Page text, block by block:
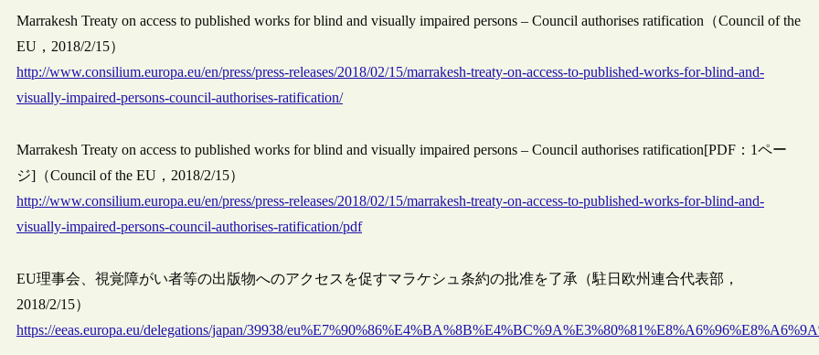
Marrakesh Treaty on access to published works for blind and visually impaired persons – Council authorises ratification（Council of the
EU，2018/2/15）
http://www.consilium.europa.eu/en/press/press-releases/2018/02/15/marrakesh-treaty-on-access-to-published-works-for-blind-and-
visually-impaired-persons-council-authorises-ratification/
Marrakesh Treaty on access to published works for blind and visually impaired persons – Council authorises ratification[PDF：1ペー
ジ]（Council of the EU，2018/2/15）
http://www.consilium.europa.eu/en/press/press-releases/2018/02/15/marrakesh-treaty-on-access-to-published-works-for-blind-and-
visually-impaired-persons-council-authorises-ratification/pdf
EU理事会、視覚障がい者等の出版物へのアクセスを促すマラケシュ条約の批准を了承（駐日欧州連合代表部，
2018/2/15）
https://eeas.europa.eu/delegations/japan/39938/